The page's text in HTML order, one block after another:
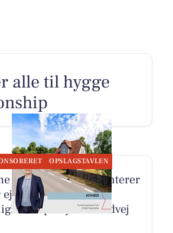
alle til hygge
OPSLAGSTAVLEN
Kerteminde præsenterer
ejendom med mange
på Fynshovedvej